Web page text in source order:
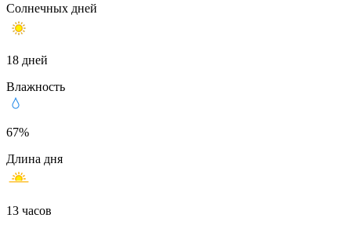
Солнечных дней
18 дней
Влажность
67%
Длина дня
13 часов